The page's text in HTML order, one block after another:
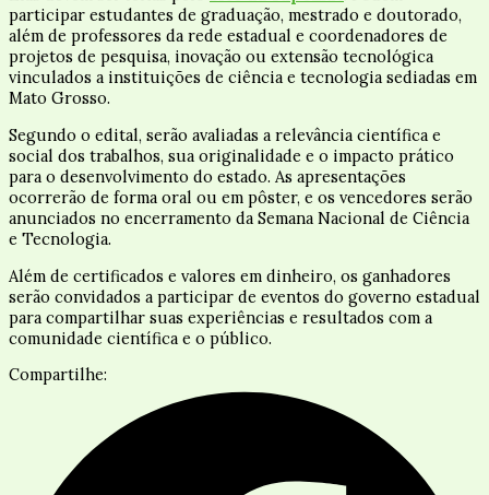
participar estudantes de graduação, mestrado e doutorado,
além de professores da rede estadual e coordenadores de
projetos de pesquisa, inovação ou extensão tecnológica
vinculados a instituições de ciência e tecnologia sediadas em
Mato Grosso.
Segundo o edital, serão avaliadas a relevância científica e
social dos trabalhos, sua originalidade e o impacto prático
para o desenvolvimento do estado. As apresentações
ocorrerão de forma oral ou em pôster, e os vencedores serão
anunciados no encerramento da Semana Nacional de Ciência
e Tecnologia.
Além de certificados e valores em dinheiro, os ganhadores
serão convidados a participar de eventos do governo estadual
para compartilhar suas experiências e resultados com a
comunidade científica e o público.
Compartilhe: